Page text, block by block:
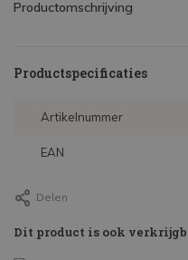
Productomschrijving
Productspecificaties
Artikelnummer
EAN
Delen
Dit product is ook